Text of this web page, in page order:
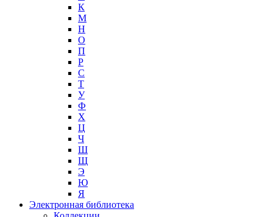
К
М
Н
О
П
Р
С
Т
У
Ф
Х
Ц
Ч
Ш
Щ
Э
Ю
Я
Электронная библиотека